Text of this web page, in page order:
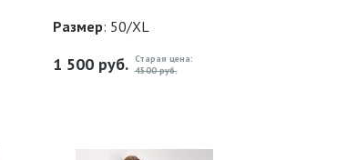
Размер: 50/XL
1 500руб. Старая цена:
4500 руб.